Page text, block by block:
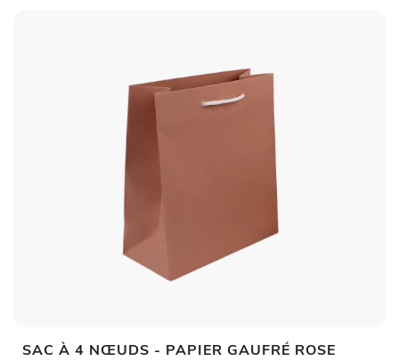
SAC À 4 NŒUDS - PAPIER GAUFRÉ ROSE